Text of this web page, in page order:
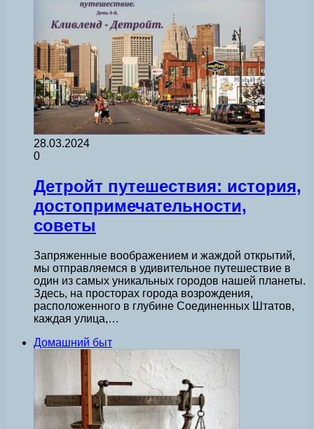
28.03.2024
0
Детройт путешествия: история,
достопримечательности,
советы
Запряженные воображением и жаждой открытий,
мы отправляемся в удивительное путешествие в
один из самых уникальных городов нашей планеты.
Здесь, на просторах города возрождения,
расположенного в глубине Соединенных Штатов,
каждая улица,…
Домашний быт